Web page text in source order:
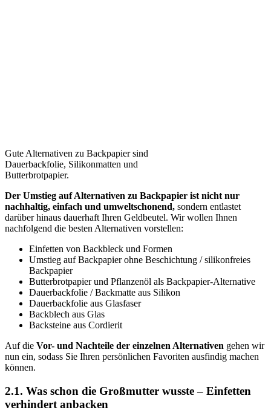
Gute Alternativen zu Backpapier sind
Dauerbackfolie, Silikonmatten und
Butterbrotpapier.
Der Umstieg auf Alternativen zu Backpapier ist nicht nur
nachhaltig, einfach und umweltschonend, sondern entlastet
darüber hinaus dauerhaft Ihren Geldbeutel. Wir wollen Ihnen
nachfolgend die besten Alternativen vorstellen:
Einfetten von Backbleck und Formen
Umstieg auf Backpapier ohne Beschichtung / silikonfreies
Backpapier
Butterbrotpapier und Pflanzenöl als Backpapier-Alternative
Dauerbackfolie / Backmatte aus Silikon
Dauerbackfolie aus Glasfaser
Backblech aus Glas
Backsteine aus Cordierit
Auf die Vor- und Nachteile der einzelnen Alternativen gehen wir
nun ein, sodass Sie Ihren persönlichen Favoriten ausfindig machen
können.
2.1. Was schon die Großmutter wusste – Einfetten
verhindert anbacken